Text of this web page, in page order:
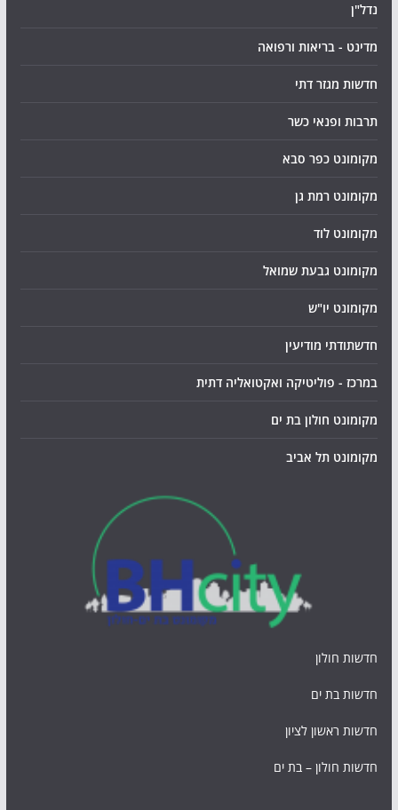
נדל"ן
מדינט - בריאות ורפואה
חדשות מגזר דתי
תרבות ופנאי כשר
מקומונט כפר סבא
מקומונט רמת גן
מקומונט לוד
מקומונט גבעת שמואל
מקומונט יו"ש
חדשתודתי מודיעין
במרכז - פוליטיקה ואקטואליה דתית
מקומונט חולון בת ים
מקומונט תל אביב
חדשות חולון
חדשות בת ים
חדשות ראשון לציון
חדשות חולון – בת ים